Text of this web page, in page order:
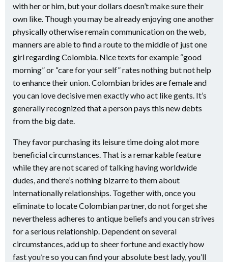
with her or him, but your dollars doesn’t make sure their
own like. Though you may be already enjoying one another
physically otherwise remain communication on the web,
manners are able to find a route to the middle of just one
girl regarding Colombia. Nice texts for example “good
morning” or “care for your self” rates nothing but not help
to enhance their union. Colombian brides are female and
you can love decisive men exactly who act like gents. It’s
generally recognized that a person pays this new debts
from the big date.
They favor purchasing its leisure time doing alot more
beneficial circumstances. That is a remarkable feature
while they are not scared of talking having worldwide
dudes, and there’s nothing bizarre to them about
internationally relationships. Together with, once you
eliminate to locate Colombian partner, do not forget she
nevertheless adheres to antique beliefs and you can strives
for a serious relationship. Dependent on several
circumstances, add up to sheer fortune and exactly how
fast you’re so you can find your absolute best lady, you’ll